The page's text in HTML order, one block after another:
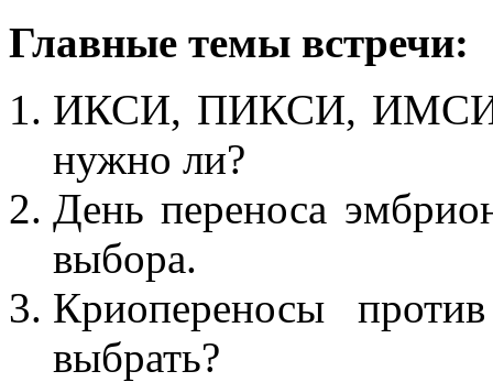
Главные темы встречи:
ИКСИ, ПИКСИ, ИМСИ
нужно ли?
День переноса
выбора.
Криопереносы
выбрать?